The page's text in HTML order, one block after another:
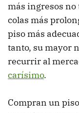
más ingresos
colas más
piso más
tanto, su mayor
recurrir al
carísimo.
Compran un